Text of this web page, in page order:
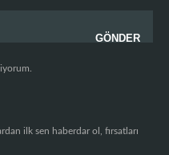
ilk sen haberdar ol, fırsatları